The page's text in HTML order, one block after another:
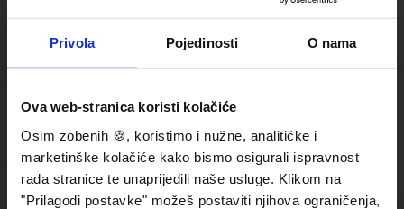
Privola Pojedinosti O nama
Ova web-stranica koristi kolačiće
Osim zobenih 🍪, koristimo i nužne, analitičke i
marketinške kolačiće kako bismo osigurali ispravnost
rada stranice te unaprijedili naše usluge. Klikom na
"Prilagodi postavke" možeš postaviti njihova ograničenja,